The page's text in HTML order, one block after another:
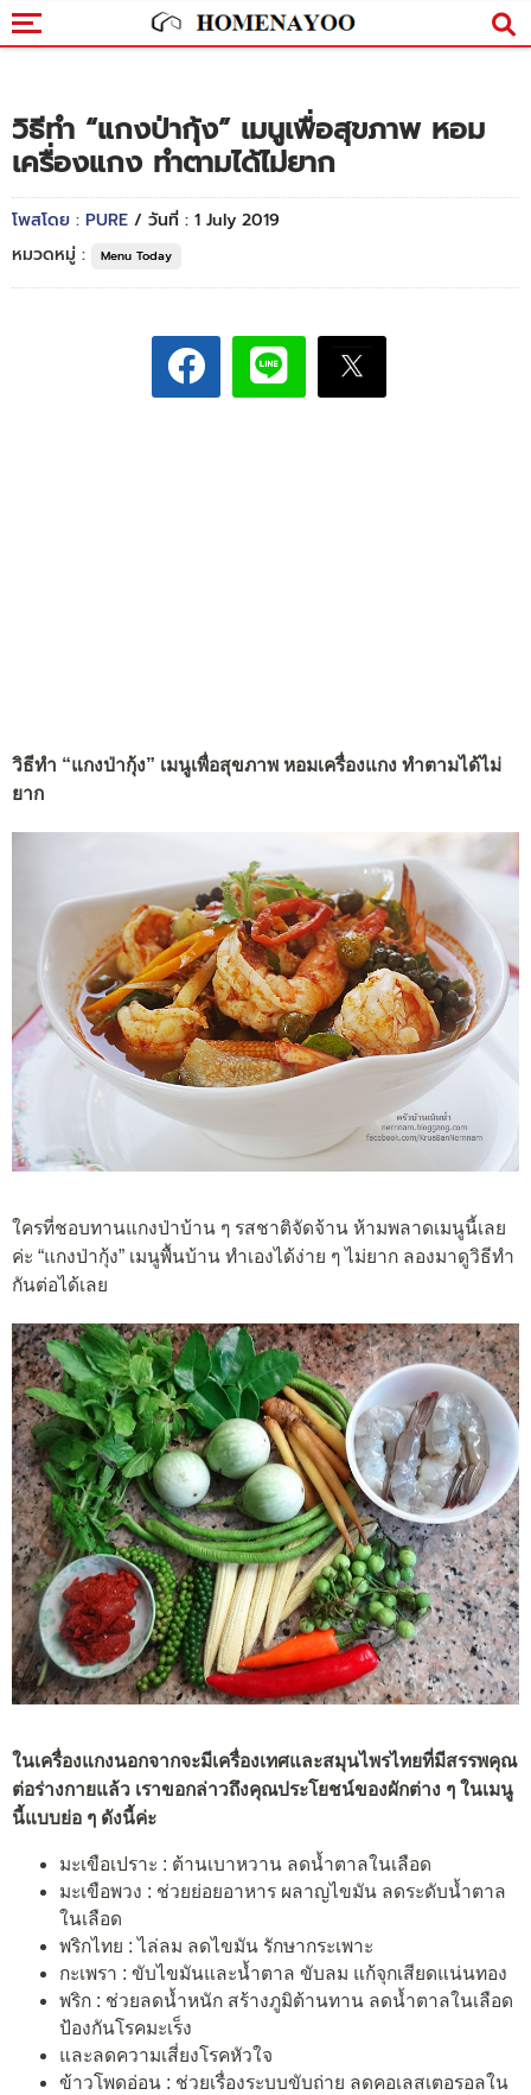
วิธีทำ “แกงป่ากุ้ง” เมนูเพื่อสุขภาพ หอม
เครื่องแกง ทำตามได้ไม่ยาก
โพสโดย : PURE / วันที่ : 1 July 2019
หมวดหมู่ :
Menu Today
วิธีทำ “แกงป่ากุ้ง” เมนูเพื่อสุขภาพ หอมเครื่องแกง ทำตามได้ไม่
ยาก
ใครที่ชอบทานแกงป่าบ้าน ๆ รสชาติจัดจ้าน ห้ามพลาดเมนูนี้เลย
ค่ะ “แกงป่ากุ้ง” เมนูพื้นบ้าน ทำเองได้ง่าย ๆ ไม่ยาก ลองมาดูวิธีทำ
กันต่อได้เลย
ในเครื่องแกงนอกจากจะมีเครื่องเทศและสมุนไพรไทยที่มีสรรพคุณ
ต่อร่างกายแล้ว เราขอกล่าวถึงคุณประโยชน์ของผักต่าง ๆ ในเมนู
นี้แบบย่อ ๆ ดังนี้ค่ะ
มะเขือเปราะ : ต้านเบาหวาน ลดน้ำตาลในเลือด
มะเขือพวง : ช่วยย่อยอาหาร ผลาญไขมัน ลดระดับน้ำตาล
ในเลือด
พริกไทย : ไล่ลม ลดไขมัน รักษากระเพาะ
กะเพรา : ขับไขมันและน้ำตาล ขับลม แก้จุกเสียดแน่นทอง
พริก : ช่วยลดน้ำหนัก สร้างภูมิต้านทาน ลดน้ำตาลในเลือด
ป้องกันโรคมะเร็ง
และลดความเสี่ยงโรคหัวใจ
ข้าวโพดอ่อน : ช่วยเรื่องระบบขับถ่าย ลดคอเลสเตอรอลใน